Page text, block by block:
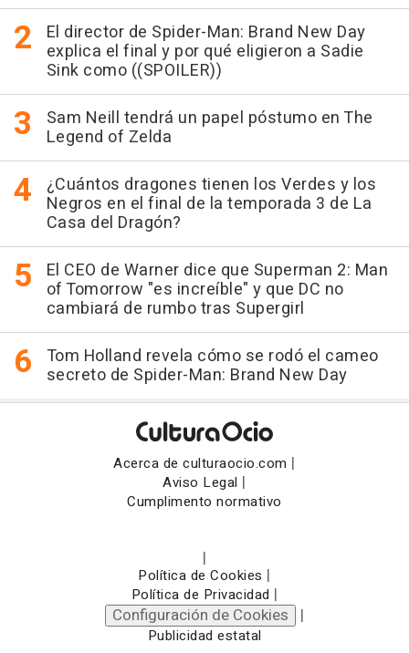
El director de Spider-Man: Brand New Day
explica el final y por qué eligieron a Sadie
Sink como ((SPOILER))
Sam Neill tendrá un papel póstumo en The
Legend of Zelda
¿Cuántos dragones tienen los Verdes y los
Negros en el final de la temporada 3 de La
Casa del Dragón?
El CEO de Warner dice que Superman 2: Man
of Tomorrow "es increíble" y que DC no
cambiará de rumbo tras Supergirl
Tom Holland revela cómo se rodó el cameo
secreto de Spider-Man: Brand New Day
Acerca de culturaocio.com |
Aviso Legal |
Cumplimento normativo
|
Política de Cookies |
Política de Privacidad |
Configuración de Cookies |
Publicidad estatal